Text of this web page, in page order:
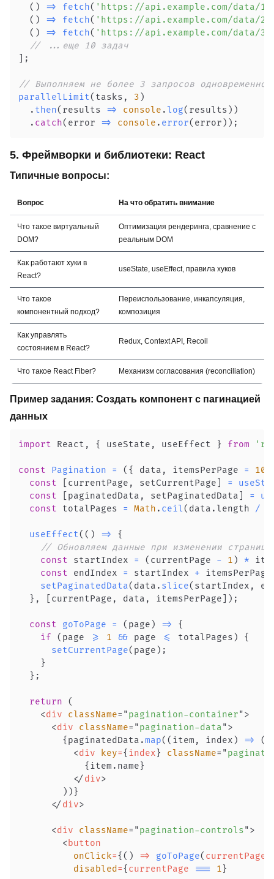
( ) => fetch( 'https://api.example.com/data/1'
( ) => fetch( 'https://api.example.com/data/2'
( ) => fetch( 'https://api.example.com/data/3'
// ...еще 10 задач
;
// Выполняем не более 3 запросов одновременно
parallelLimit( tasks , 3 )
. then( results => console .log( results ) )
. catch( error => console . error( error ) ) ;
5. Фреймворки и библиотеки: React
Типичные вопросы:
Вопрос На что обратить внимание
Что такое виртуальный
DOM?
Оптимизация рендеринга, сравнение с
реальным DOM
Как работают хуки в
React?
useState, useEffect, правила хуков
Что такое
компонентный подход?
Переиспользование, инкапсуляция,
композиция
Как управлять
состоянием в React?
Redux, Context API, Recoil
Что такое React Fiber? Механизм согласования (reconciliation)
Пример задания: Создать компонент с пагинацией
данных
import React , { useState , useEffect } from
const Pagination = ( { data , itemsPerPage = 10
const
currentPage , setCurrentPage =
const
paginatedData , setPaginatedData =
const totalPages = Math . ceil( data .length /
useEffect( ( ) =>
{
// Обновляем данные при изменении
const startIndex = ( currentPage - 1 ) *
const endIndex = startIndex + itemsPerPage
setPaginatedData( data . slice( startIndex ,
} , currentPage , data , itemsPerPage ) ;
const goToPage = ( page ) =>
{
if
( page >= 1 && page <= totalPages )
{
setCurrentPage( page ) ;
}
} ;
return
(
<div className= "pagination-container">
<div className= "pagination-data">
{ paginatedData .map( ( item , index ) =>
(
<div key={ index} className= "
{ item . name}
</div>
) ) }
</div>
<div className= "pagination-controls">
<button
onClick={ ( ) => goToPage( currentPage
disabled ={ currentPage === 1}